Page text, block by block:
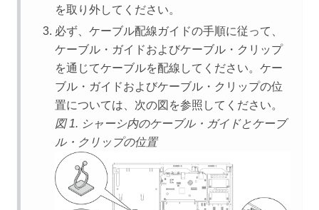
を取り外してください。
必ず、ケーブル配線ガイドの手順に従って、
ケーブル・ガイドおよびケーブル・クリップ
を通じてケーブルを配線してください。ケー
ブル・ガイドおよびケーブル・クリップの位
置については、次の図を参照してください。
図 1. シャーシ内のケーブル・ガイドとケーブ
ル・クリップの位置